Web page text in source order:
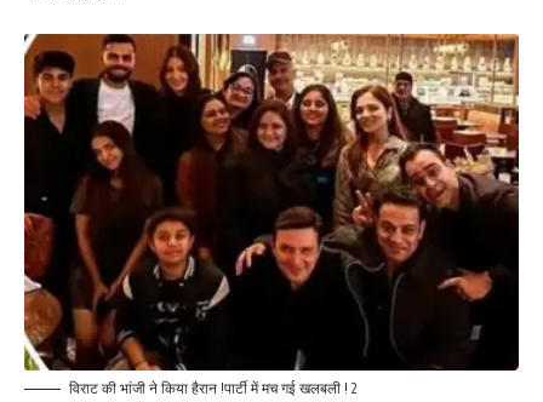
विराट की भांजी ने किया हैरान !पार्टी में मच गई खलबली ! 2